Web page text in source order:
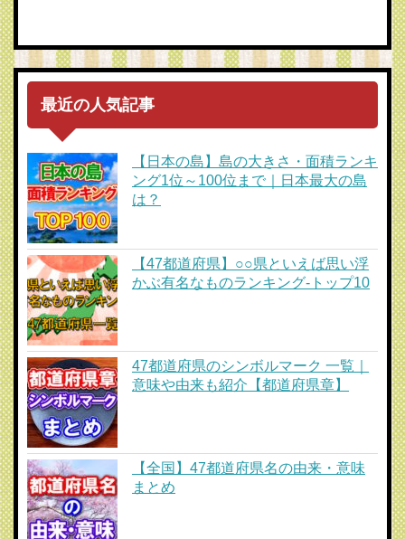
最近の人気記事
【日本の島】島の大きさ・面積ランキ
ング1位～100位まで｜日本最大の島
は？
【47都道府県】○○県といえば思い浮
かぶ有名なものランキング-トップ10
47都道府県のシンボルマーク 一覧｜
意味や由来も紹介【都道府県章】
【全国】47都道府県名の由来・意味
まとめ